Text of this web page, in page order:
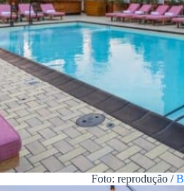
Foto: reprodução /